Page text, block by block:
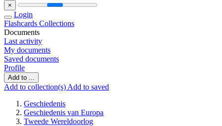
×
Login
Flashcards Collections
Documents
Last activity
My documents
Saved documents
Profile
Add to ...
Add to collection(s) Add to saved
Geschiedenis
Geschiedenis van Europa
Tweede Wereldoorlog